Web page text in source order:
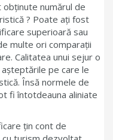
numărul de
? Poate ați fost
superioară sau
multe ori comparații
Calitatea unui sejur o
pe care le
Însă normele de
fi întotdeauna aliniate
ţin cont de